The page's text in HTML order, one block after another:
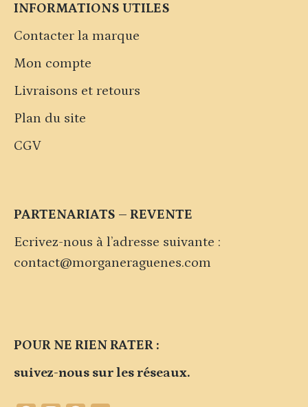
INFORMATIONS UTILES
Contacter la marque
Mon compte
Livraisons et retours
Plan du site
CGV
PARTENARIATS – REVENTE
Ecrivez-nous à l’adresse suivante :
contact@morganeraguenes.com
POUR NE RIEN RATER :
suivez-nous sur les réseaux.